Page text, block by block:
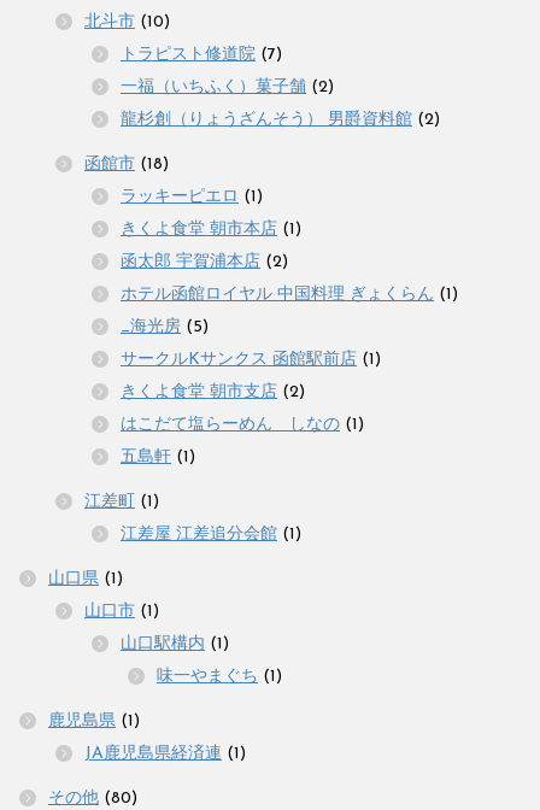
北斗市 (10)
トラピスト修道院 (7)
一福（いちふく）菓子舗 (2)
龍杉創（りょうざんそう） 男爵資料館 (2)
函館市 (18)
ラッキーピエロ (1)
きくよ食堂 朝市本店 (1)
函太郎 宇賀浦本店 (2)
ホテル函館ロイヤル 中国料理 ぎょくらん (1)
_海光房 (5)
サークルKサンクス 函館駅前店 (1)
きくよ食堂 朝市支店 (2)
はこだて塩らーめん しなの (1)
五島軒 (1)
江差町
(1)
江差屋 江差追分会館 (1)
山口県 (1)
山口市 (1)
山口駅構内 (1)
味一やまぐち (1)
鹿児島県 (1)
JA鹿児島県経済連 (1)
その他 (80)